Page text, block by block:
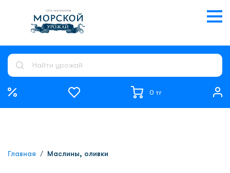
0 тг
Главная Маслины, оливки